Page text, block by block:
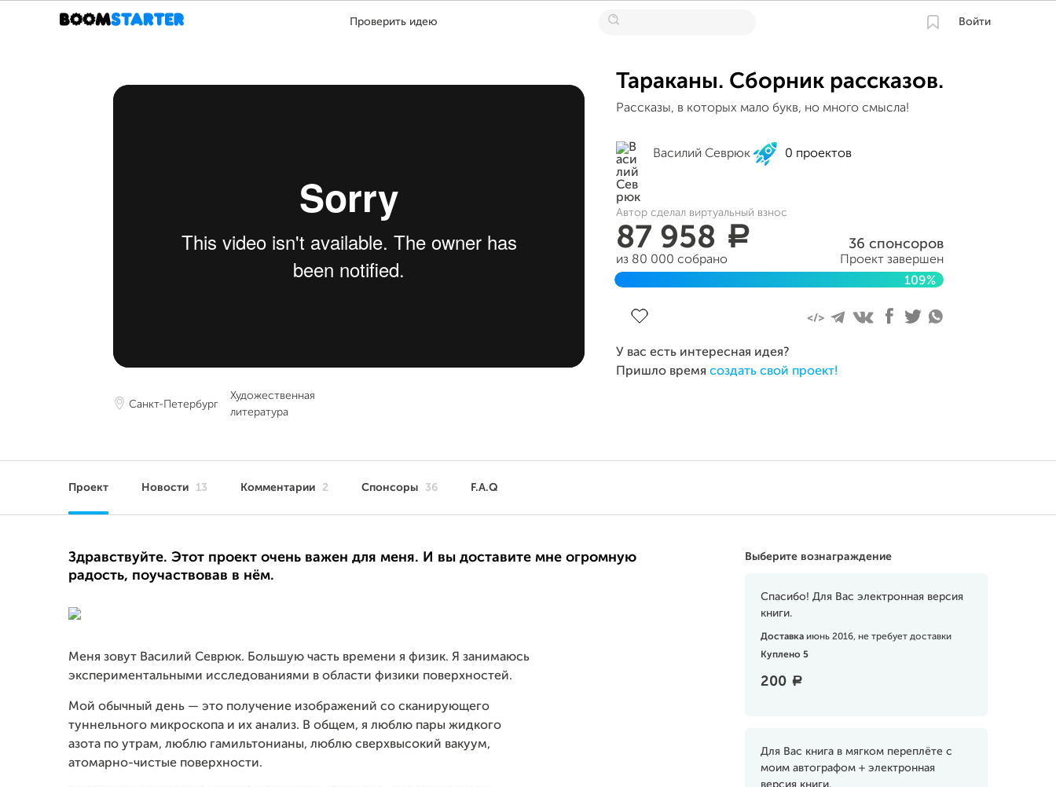
Проверить идею Войти
Санкт-Петербург
Художественная
литература
Тараканы. Сборник рассказов.
Рассказы, в которых мало букв, но много смысла!
Василий Севрюк 0 проектов
Автор сделал виртуальный взнос
87 958 a
из 80 000 собрано
36 спонсоров
Проект завершен
109%
У вас есть интересная идея?
Пришло время создать свой проект!
Проект Новости 13 Комментарии 2 Спонсоры 36 F.A.Q
Выберите вознаграждение
Спасибо! Для Вас электронная версия
книги.
Доставка июнь 2016, не требует доставки
Куплено 5
200 a
Для Вас книга в мягком переплёте с
моим автографом + электронная
версия книги.
Здравствуйте. Этот проект очень важен для меня. И вы доставите мне огромную
радость, поучаствовав в нём.
Меня зовут Василий Севрюк. Большую часть времени я физик. Я занимаюсь
экспериментальными исследованиями в области физики поверхностей.
Мой обычный день — это получение изображений со сканирующего
туннельного микроскопа и их анализ. В общем, я люблю пары жидкого
азота по утрам, люблю гамильтонианы, люблю сверхвысокий вакуум,
атомарно-чистые поверхности.